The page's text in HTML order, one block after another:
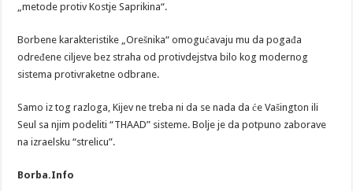
„metode protiv Kostje Saprikina“.
Borbene karakteristike „Orešnika“ omogućavaju mu da pogađa
određene ciljeve bez straha od protivdejstva bilo kog modernog
sistema protivraketne odbrane.
Samo iz tog razloga, Kijev ne treba ni da se nada da će Vašington ili
Seul sa njim podeliti “THAAD” sisteme. Bolje je da potpuno zaborave
na izraelsku “strelicu”.
Borba.Info